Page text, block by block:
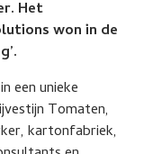
Het
won in de
een unieke
Tomaten,
kartonfabriek,